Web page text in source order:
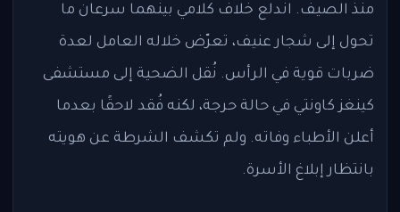
منذ الصيف. اندلع خلاف كلامي بينهما سرعان ما
تحول إلى شجار عنيف، تعرّض خلاله العامل لعدة
ضربات قوية في الرأس. نُقل الضحية إلى مستشفى
كينغز كاونتي في حالة حرجة، لكنه فُقد لاحقًا بعدما
أعلن الأطباء وفاته. ولم تكشف الشرطة عن هويته
بانتظار إبلاغ الأسرة.